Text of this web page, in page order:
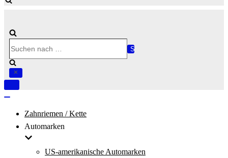
nach …
Navigation
Zahnriemen / Kette
Automarken
US-amerikanische Automarken